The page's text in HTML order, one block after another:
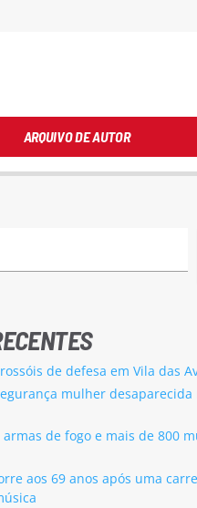
ARQUIVO DE AUTOR
de defesa em Vila das
mulher desaparecida
de fogo e mais de 800
aos 69 anos após uma